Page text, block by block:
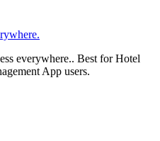
everywhere.. Best for Hotel
App users.